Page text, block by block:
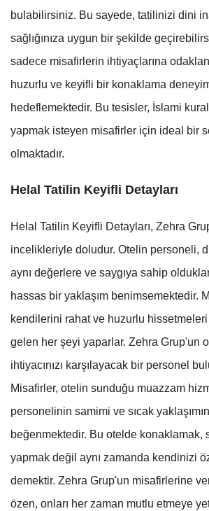
bulabilirsiniz. Bu sayede, tatilinizi dini
sağlığınıza uygun bir şekilde
sadece misafirlerin ihtiyaçlarına
huzurlu ve keyifli bir konaklama
hedeflemektedir. Bu tesisler, İslami
yapmak isteyen misafirler için ideal bir
olmaktadır.
Helal Tatilin Keyifli Detayları
Helal Tatilin Keyifli Detayları, Zehra
incelikleriyle doludur. Otelin personeli,
aynı değerlere ve saygıya sahip
hassas bir yaklaşım benimsemektedir.
kendilerini rahat ve huzurlu
gelen her şeyi yaparlar. Zehra Grup'un
ihtiyacınızı karşılayacak bir personel
Misafirler, otelin sunduğu muazzam
personelinin samimi ve sıcak
beğenmektedir. Bu otelde konaklamak,
yapmak değil aynı zamanda kendinizi
demektir. Zehra Grup'un misafirlerine
özen, onları her zaman mutlu etmeye